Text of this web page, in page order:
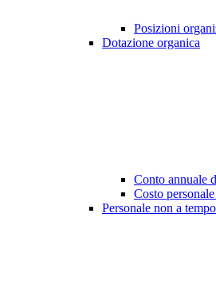
Posizioni
Dotazione organica
Conto annuale
Costo
Personale non a